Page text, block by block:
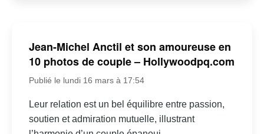
Jean-Michel Anctil et son amoureuse en
10 photos de couple – Hollywoodpq.com
Publié le lundi 16 mars à 17:54
Leur relation est un bel équilibre entre passion,
soutien et admiration mutuelle, illustrant